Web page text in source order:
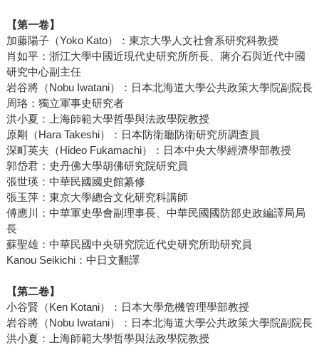
【第一卷】
加藤陽子（Yoko Kato）：東京大學人文社會系研究科教授
肖如平：浙江大學中國近現代史研究所所長、蔣介石與近代中國
研究中心副主任
岩谷將（Nobu Iwatani）：日本北海道大學公共政策大學院副院長
周珞：獨立軍事史研究者
洪小夏：上海師範大學哲學與法政學院教授
原剛（Hara Takeshi）：日本防衛廳防衛研究所調查員
深町英夫（Hideo Fukamachi）：日本中央大學經濟學部教授
郭岱君：史丹佛大學胡佛研究院研究員
張世瑛：中華民國國史館纂修
張玉萍：東京大學總合文化研究科講師
傅應川：中華軍史學會副理事長、中華民國國防部史政編譯局局
長
蘇聖雄：中華民國中央研究院近代史研究所助研究員
Kanou Seikichi：中日文翻譯
【第二卷】
小谷賢（Ken Kotani）：日本大學危機管理學部教授
岩谷將（Nobu Iwatani）：日本北海道大學公共政策大學院副院長
洪小夏：上海師範大學哲學與法政學院教授